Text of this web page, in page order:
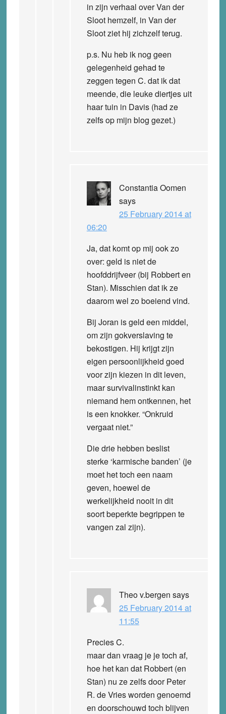
in zijn verhaal over Van der
Sloot hemzelf, in Van der
Sloot ziet hij zichzelf terug.
p.s. Nu heb ik nog geen
gelegenheid gehad te
zeggen tegen C. dat ik dat
meende, die leuke diertjes uit
haar tuin in Davis (had ze
zelfs op mijn blog gezet.)
Constantia Oomen
says
25 February 2014 at
06:20
Ja, dat komt op mij ook zo
over: geld is niet de
hoofddrijfveer (bij Robbert en
Stan). Misschien dat ik ze
daarom wel zo boeiend vind.
Bij Joran is geld een middel,
om zijn gokverslaving te
bekostigen. Hij krijgt zijn
eigen persoonlijkheid goed
voor zijn kiezen in dit leven,
maar survivalinstinkt kan
niemand hem ontkennen, het
is een knokker. “Onkruid
vergaat niet.”
Die drie hebben beslist
sterke ‘karmische banden’ (je
moet het toch een naam
geven, hoewel de
werkelijkheid nooit in dit
soort beperkte begrippen te
vangen zal zijn).
Theo v.bergen says
25 February 2014 at
11:55
Precies C.
maar dan vraag je je toch af,
hoe het kan dat Robbert (en
Stan) nu ze zelfs door Peter
R. de Vries worden genoemd
en doorschouwd toch blijven